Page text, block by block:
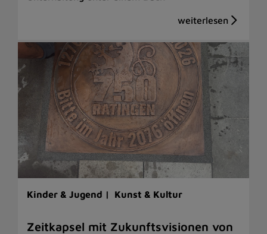
Kinder & Jugend | Kunst & Kultur
Zeitkapsel mit Zukunftsvisionen von